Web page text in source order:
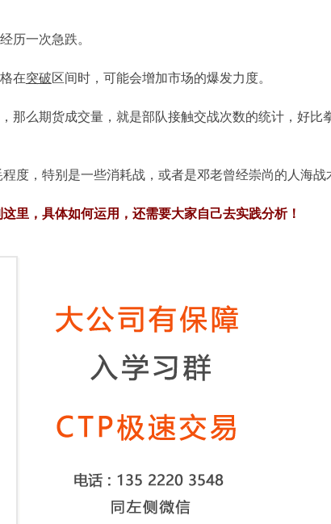
历一次急跌。
在突破区间时，可能会增加市场的爆发力度。
那么期货成交量，就是部队接触交战次数的统计，好比
度，特别是一些消耗战，或者是邓老曾经崇尚的人海战
里，具体如何运用，还需要大家自己去实践分析！